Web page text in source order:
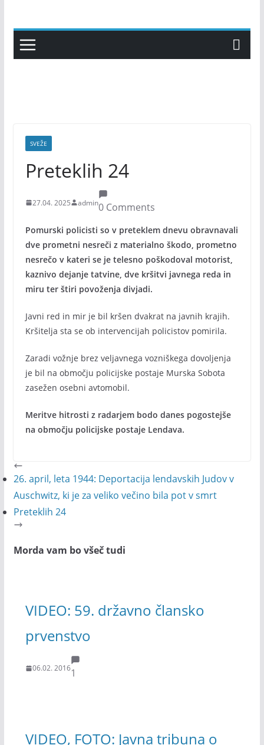
content
SVEŽE
Preteklih 24
27.04. 2025 admin0 Comments
Pomurski policisti so v preteklem dnevu obravnavali
dve prometni nesreči z materialno škodo, prometno
nesrečo v kateri se je telesno poškodoval motorist,
kaznivo dejanje tatvine, dve kršitvi javnega reda in
miru ter štiri povoženja divjadi.
Javni red in mir je bil kršen dvakrat na javnih krajih.
Kršitelja sta se ob intervencijah policistov pomirila.
Zaradi vožnje brez veljavnega vozniškega dovoljenja
je bil na območju policijske postaje Murska Sobota
zasežen osebni avtomobil.
Meritve hitrosti z radarjem bodo danes pogostejše
na območju policijske postaje Lendava.
26. april, leta 1944: Deportacija lendavskih Judov v
Auschwitz, ki je za veliko večino bila pot v smrt
Preteklih 24
Morda vam bo všeč tudi
VIDEO: 59. državno člansko
prvenstvo
06.02. 20161
VIDEO, FOTO: Javna tribuna o